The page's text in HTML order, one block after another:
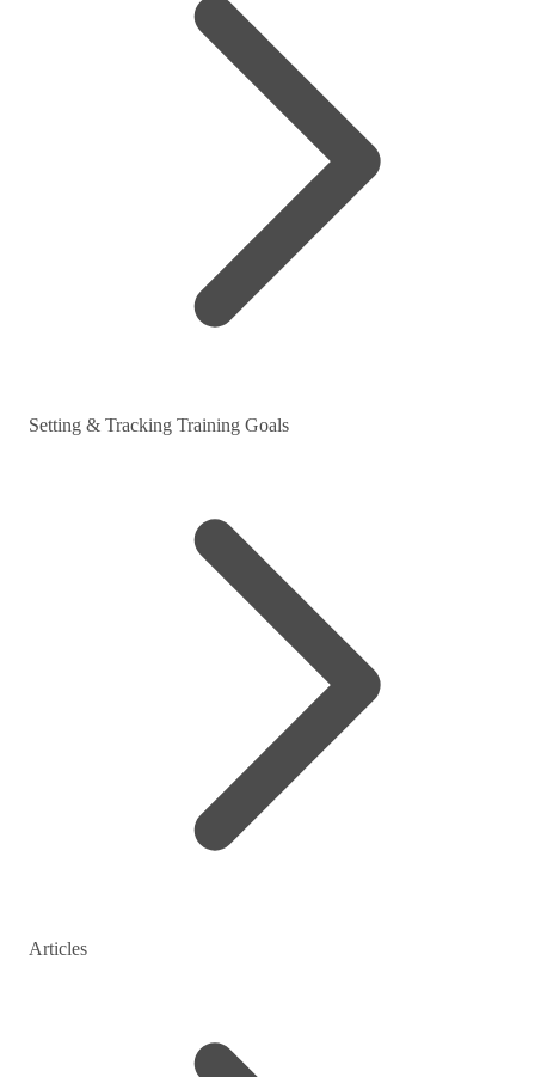
Setting & Tracking Training Goals
Articles